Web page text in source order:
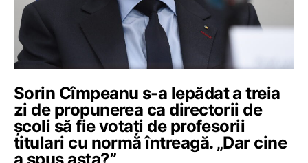
Sorin Cîmpeanu s-a lepădat a treia
zi de propunerea ca directorii de
școli să fie votați de profesorii
titulari cu normă întreagă. „Dar cine